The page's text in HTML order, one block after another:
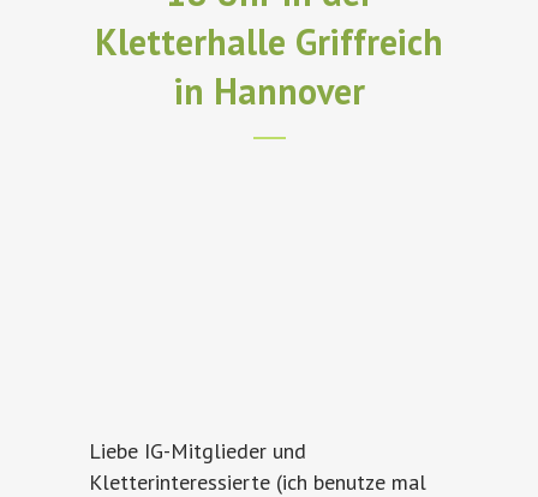
Kletterhalle Griffreich
in Hannover
Liebe IG-Mitglieder und
Kletterinteressierte (ich benutze mal